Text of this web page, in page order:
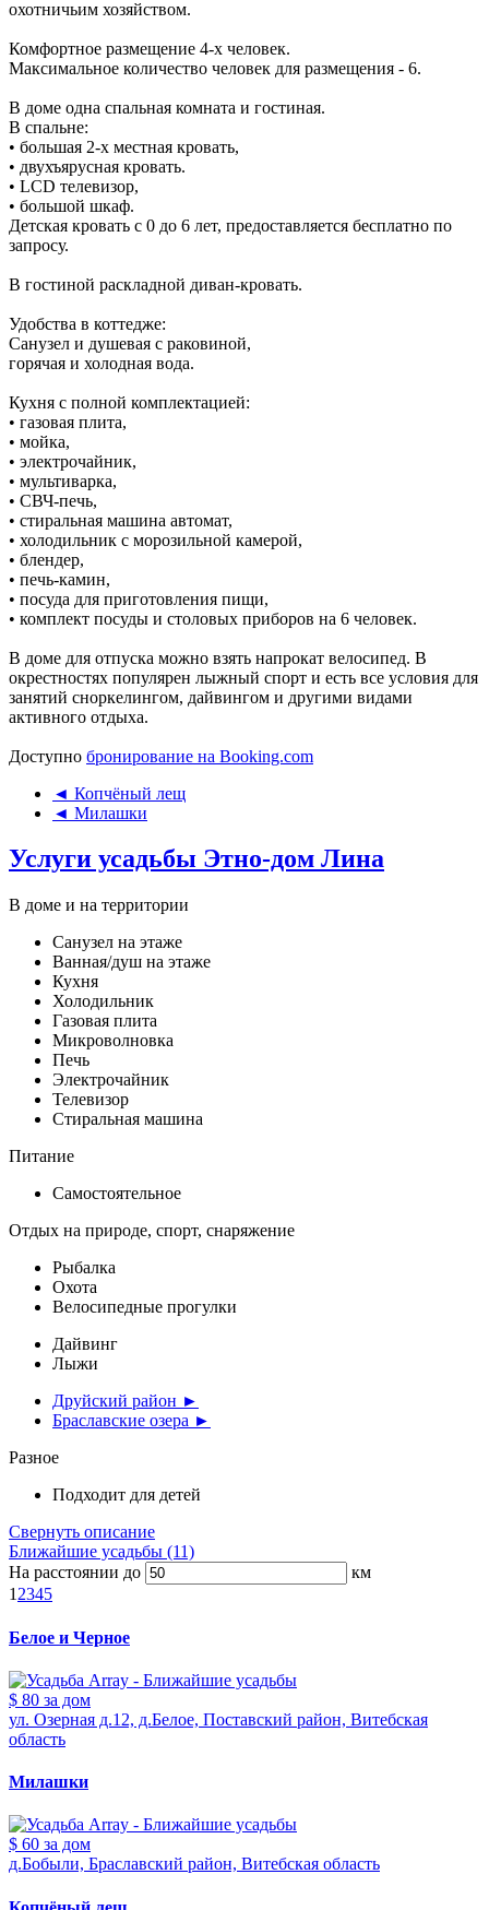
охотничьим хозяйством.
Комфортное размещение 4-х человек.
Максимальное количество человек для размещения - 6.
В доме одна спальная комната и гостиная.
В спальне:
• большая 2-х местная кровать,
• двухъярусная кровать.
• LCD телевизор,
• большой шкаф.
Детская кровать с 0 до 6 лет, предоставляется бесплатно по
запросу.
В гостиной раскладной диван-кровать.
Удобства в коттедже:
Санузел и душевая с раковиной,
горячая и холодная вода.
Кухня с полной комплектацией:
• газовая плита,
• мойка,
• электрочайник,
• мультиварка,
• СВЧ-печь,
• стиральная машина автомат,
• холодильник с морозильной камерой,
• блендер,
• печь-камин,
• посуда для приготовления пищи,
• комплект посуды и столовых приборов на 6 человек.
В доме для отпуска можно взять напрокат велосипед. В
окрестностях популярен лыжный спорт и есть все условия для
занятий сноркелингом, дайвингом и другими видами
активного отдыха.
Доступно бронирование на Booking.com
◄ Копчёный лещ
◄ Милашки
Услуги усадьбы Этно-дом Лина
В доме и на территории
Санузел на этаже
Ванная/душ на этаже
Кухня
Холодильник
Газовая плита
Микроволновка
Печь
Электрочайник
Телевизор
Стиральная машина
Питание
Самостоятельное
Отдых на природе, спорт, снаряжение
Рыбалка
Охота
Велосипедные прогулки
Дайвинг
Лыжи
Друйский район ►
Браславские озера ►
Разное
Подходит для детей
Свернуть описание
Ближайшие усадьбы (11)
На расстоянии до
км
1 2345
Белое и Черное
$ 80 за дом
ул. Озерная д.12, д.Белое, Поставский район, Витебская
область
Милашки
$ 60 за дом
д.Бобыли, Браславский район, Витебская область